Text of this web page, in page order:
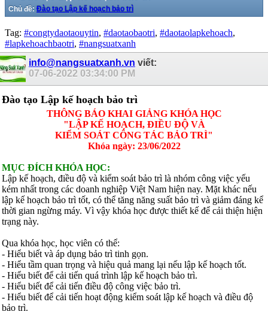
Chủ đề: Đào tạo Lập kế hoạch bảo trì
Tag: #congtydaotaouytin, #daotaobaotri, #daotaolapkehoach,
#lapkehoachbaotri, #nangsuatxanh
info@nangsuatxanh.vn viết:
07-06-2022 03:34:00 PM
Đào tạo Lập kế hoạch bảo trì
THÔNG BÁO KHAI GIẢNG KHÓA HỌC
"LẬP KẾ HOẠCH, ĐIỀU ĐỘ VÀ
KIỂM SOÁT CÔNG TÁC BẢO TRÌ"
Khóa ngày: 23/06/2022
MỤC ĐÍCH KHÓA HỌC:
Lập kế hoạch, điều độ và kiểm soát bảo trì là nhóm công việc yếu
kém nhất trong các doanh nghiệp Việt Nam hiện nay. Mặt khác nếu
lập kế hoạch bảo trì tốt, có thể tăng năng suất bảo trì và giảm đáng kể
thời gian ngừng máy. Vì vậy khóa học được thiết kế để cải thiện hiện
trạng này.
Qua khóa học, học viên có thể:
- Hiểu biết và áp dụng bảo trì tinh gọn.
- Hiểu tầm quan trọng và hiệu quả mang lại nếu lập kế hoạch tốt.
- Hiểu biết để cải tiến quá trình lập kế hoạch bảo trì.
- Hiểu biết để cải tiến điều độ công việc bảo trì.
- Hiểu biết để cải tiến hoạt động kiểm soát lập kế hoạch và điều độ
bảo trì.